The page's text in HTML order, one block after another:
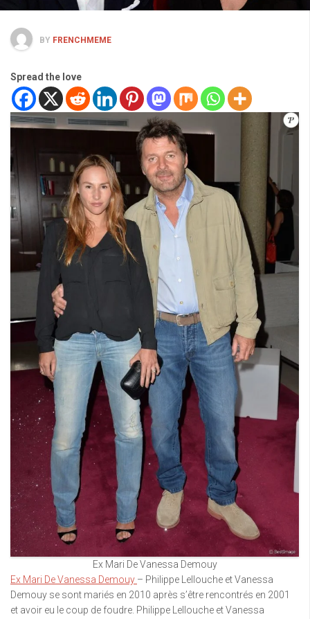
BY FRENCHMEME
Spread the love
Ex Mari De Vanessa Demouy
Ex Mari De Vanessa Demouy – Philippe Lellouche et Vanessa
Demouy se sont mariés en 2010 après s’être rencontrés en 2001
et avoir eu le coup de foudre. Philippe Lellouche et Vanessa